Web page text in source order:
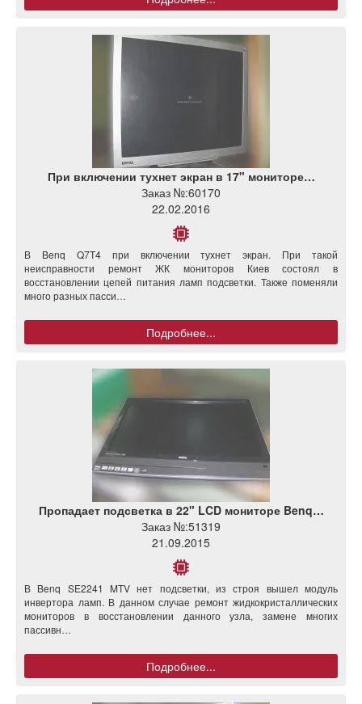
При включении тухнет экран в 17" мониторе…
Заказ №:60170
22.02.2016
В Benq Q7T4 при включении тухнет экран. При такой
неисправности ремонт ЖК мониторов Киев состоял в
восстановлении цепей питания ламп подсветки. Также поменяли
много разных пасси…
Подробнее...
Пропадает подсветка в 22" LCD мониторе Benq…
Заказ №:51319
21.09.2015
В Benq SE2241 MTV нет подсветки, из строя вышел модуль
инвертора ламп. В данном случае ремонт жидкокристаллических
мониторов в восстановлении данного узла, замене многих
пассивн…
Подробнее...